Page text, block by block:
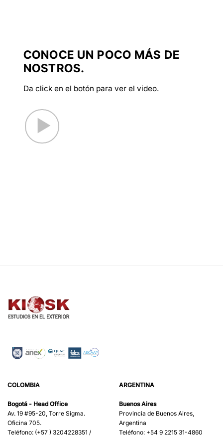
CONOCE UN POCO MÁS DE
NOSTROS.
Da click en el botón para ver el video.
COLOMBIA
Bogotá - Head Office
Av. 19 #95-20, Torre Sigma.
Oficina 705.
Teléfono: (+57 ) 3204228351 /
ARGENTINA
Buenos Aires
Provincia de Buenos Aires,
Argentina
Teléfono: +54 9 2215 31-4860